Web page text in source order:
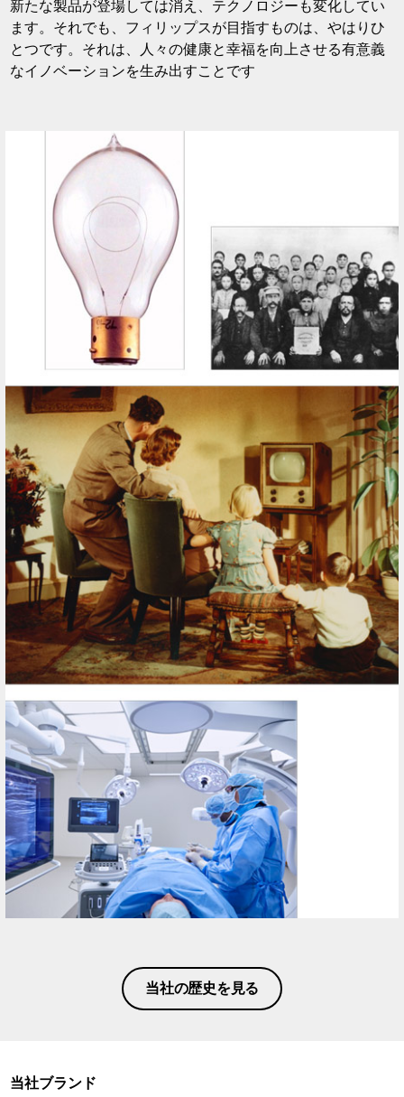
新たな製品が登場しては消え、テクノロジーも変化してい
ます。それでも、フィリップスが目指すものは、やはりひ
とつです。それは、人々の健康と幸福を向上させる有意義
なイノベーションを生み出すことです
当社の歴史を見る
当社ブランド